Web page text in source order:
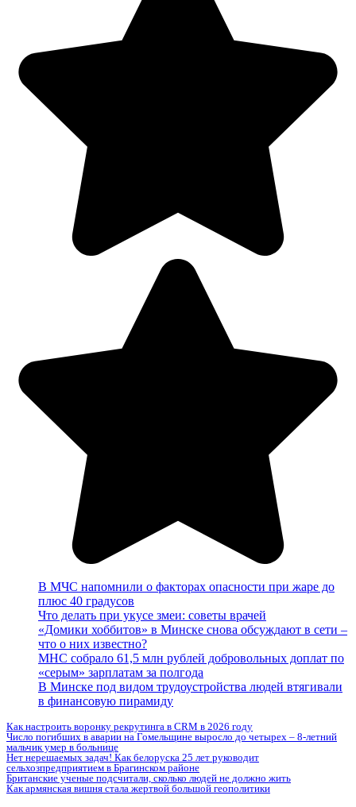
В МЧС напомнили о факторах опасности при жаре до
плюс 40 градусов
Что делать при укусе змеи: советы врачей
«Домики хоббитов» в Минске снова обсуждают в сети –
что о них известно?
МНС собрало 61,5 млн рублей добровольных доплат по
«серым» зарплатам за полгода
В Минске под видом трудоустройства людей втягивали
в финансовую пирамиду
Как настроить воронку рекрутинга в CRM в 2026 году
Число погибших в аварии на Гомельщине выросло до четырех – 8-летний
мальчик умер в больнице
Нет нерешаемых задач! Как белоруска 25 лет руководит
сельхозпредприятием в Брагинском районе
Британские ученые подсчитали, сколько людей не должно жить
Как армянская вишня стала жертвой большой геополитики